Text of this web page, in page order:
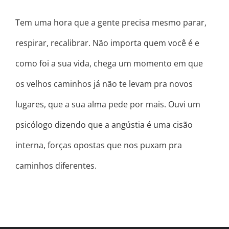
Tem uma hora que a gente precisa mesmo parar,
respirar, recalibrar. Não importa quem você é e
como foi a sua vida, chega um momento em que
os velhos caminhos já não te levam pra novos
lugares, que a sua alma pede por mais. Ouvi um
psicólogo dizendo que a angústia é uma cisão
interna, forças opostas que nos puxam pra
caminhos diferentes.